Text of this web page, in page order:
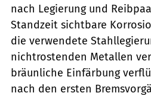
nach Legierung und
Standzeit sichtbare
die verwendete
nichtrostenden Metallen
bräunliche Einfärbung
nach den ersten